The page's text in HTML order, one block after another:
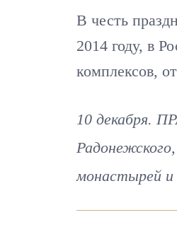
В честь
2014 году, в
комплексов,
10 декабря.
монастырей и